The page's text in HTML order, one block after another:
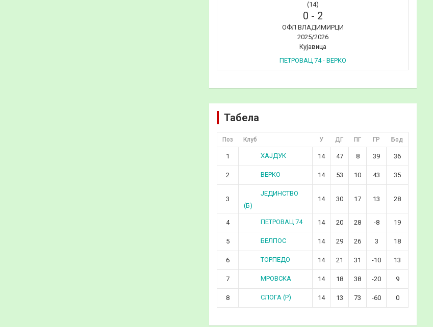
(14)
0 - 2
ОФЛ ВЛАДИМИРЦИ
2025/2026
Кујавица
ПЕТРОВАЦ 74 - ВЕРКО
Табела
Поз Клуб У ДГ ПГ ГР Бод
1 ХАЈДУК 14 47 8 39 36
2 ВЕРКО 14 53 10 43 35
3
ЈЕДИНСТВО
(Б)
14 30 17 13 28
4 ПЕТРОВАЦ 74 14 20 28 -8 19
5 БЕЛПОС 14 29 26 3 18
6 ТОРПЕДО 14 21 31 -10 13
7 МРОВСКА 14 18 38 -20 9
8 СЛОГА (Р) 14 13 73 -60 0